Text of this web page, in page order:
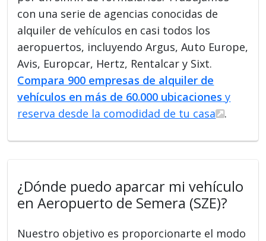
con una serie de agencias conocidas de
alquiler de vehículos en casi todos los
aeropuertos, incluyendo Argus, Auto Europe,
Avis, Europcar, Hertz, Rentalcar y Sixt.
Compara 900 empresas de alquiler de
vehículos en más de 60.000 ubicaciones y
reserva desde la comodidad de tu casa
.
¿Dónde puedo aparcar mi vehículo
en Aeropuerto de Semera (SZE)?
Nuestro objetivo es proporcionarte el modo